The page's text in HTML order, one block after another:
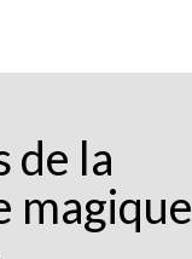
de la
magique